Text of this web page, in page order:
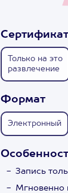
Сертификат
Только на это
развлечение
Формат
Электронный
Запись
Мгновенно